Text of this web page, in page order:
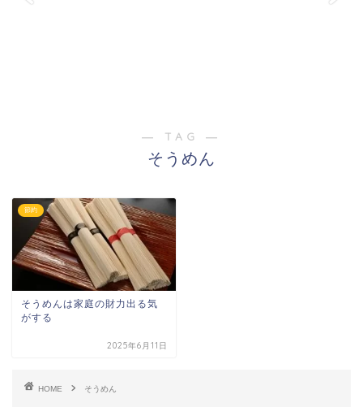
― TAG ―
そうめん
節約
そうめんは家庭の財力出る気
がする
2025年6月11日
HOME そうめん